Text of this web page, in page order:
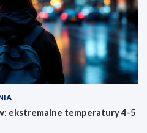
ekstremalne temperatury 4-5